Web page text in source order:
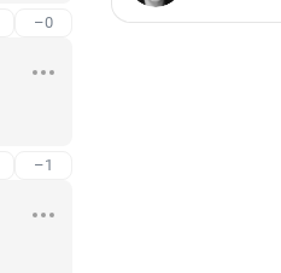
–0
–1